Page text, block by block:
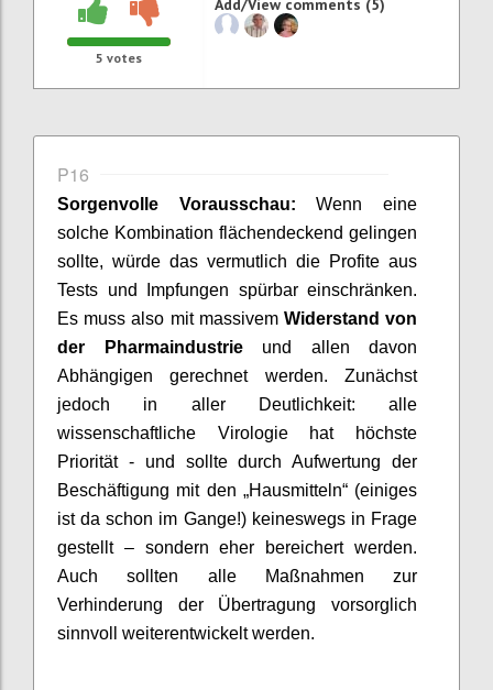
5 votes
Add/View comments (5)
P16
Sorgenvolle Vorausschau: Wenn eine
solche Kombination flächendeckend gelingen
sollte, würde das vermutlich die Profite aus
Tests und Impfungen spürbar einschränken.
Es muss also mit massivem Widerstand von
der Pharmaindustrieund allen davon
Abhängigen gerechnet werden. Zunächst
jedoch in aller Deutlichkeit: alle
wissenschaftliche Virologie hat höchste
Priorität - und sollte durch Aufwertung der
Beschäftigung mit den „Hausmitteln“ (einiges
ist da schon im Gange!) keineswegs in Frage
gestellt – sondern eher
bereichert werden.
Auch sollten alle Maßnahmen zur
Verhinderung der Übertragung vorsorglich
sinnvoll
weiterentwickelt werden.